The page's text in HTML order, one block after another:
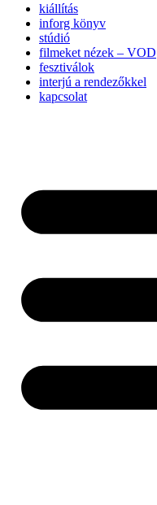
kiállítás
inforg könyv
stúdió
filmeket nézek – VOD
fesztiválok
interjú a rendezőkkel
kapcsolat